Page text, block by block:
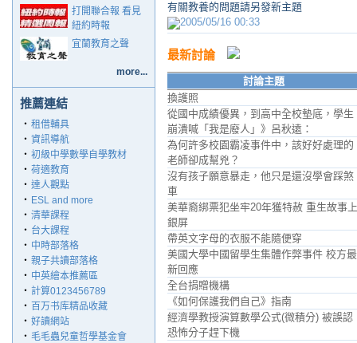
打開聯合報 看見
紐約時報
宜蘭教育之聲
more...
推薦連結
‧ 租借輔具
‧ 資訊導航
‧ 初級中學數學自學教材
‧ 荷適教育
‧ 達人觀點
‧ ESL and more
‧ 清華課程
‧ 台大課程
‧ 中時部落格
‧ 親子共讀部落格
‧ 中英繪本推薦區
‧ 計算0123456789
‧ 百万书库精品收藏
‧ 好讀網站
‧ 毛毛蟲兒童哲學基金會
有關教養的問題請另發新主題
2005/05/16 00:33
最新討論
討論主題
換護照
從國中成績優異，到高中全校墊底，學生
崩潰喊「我是廢人」》呂秋遠：
為何許多校園霸凌事件中，該好好處理的
老師卻成幫兇？
沒有孩子願意暴走，他只是還沒學會踩煞
車
美華裔綁票犯坐牢20年獲特赦 重生故事上
銀屏
帶英文字母的衣服不能隨便穿
美國大學中國留學生集體作弊事件 校方最
新回應
全台捐贈機構
《如何保護我們自己》指南
經濟學教授演算數學公式(微積分) 被誤認
恐怖分子趕下機